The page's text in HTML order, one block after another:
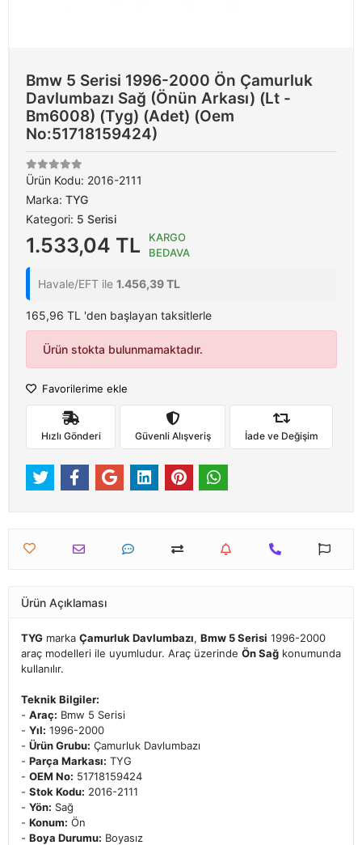
Bmw 5 Serisi 1996-2000 Ön Çamurluk
Davlumbazı Sağ (Önün Arkası) (Lt -
Bm6008) (Tyg) (Adet) (Oem
No:51718159424)
Ürün Kodu: 2016-2111
Marka: TYG
Kategori: 5 Serisi
1.533,04 TL
KARGO
BEDAVA
Havale/EFT ile 1.456,39 TL
165,96 TL 'den başlayan taksitlerle
Ürün stokta bulunmamaktadır.
Favorilerime ekle
Hızlı Gönderi Güvenli Alışveriş İade ve Değişim
Ürün Açıklaması
TYG marka Çamurluk Davlumbazı, Bmw 5 Serisi 1996-2000
araç modelleri ile uyumludur. Araç üzerinde Ön Sağ konumunda
kullanılır.
Teknik Bilgiler:
- Araç: Bmw 5 Serisi
- Yıl: 1996-2000
- Ürün Grubu: Çamurluk Davlumbazı
- Parça Markası: TYG
- OEM No: 51718159424
- Stok Kodu: 2016-2111
- Yön: Sağ
- Konum: Ön
- Boya Durumu: Boyasız